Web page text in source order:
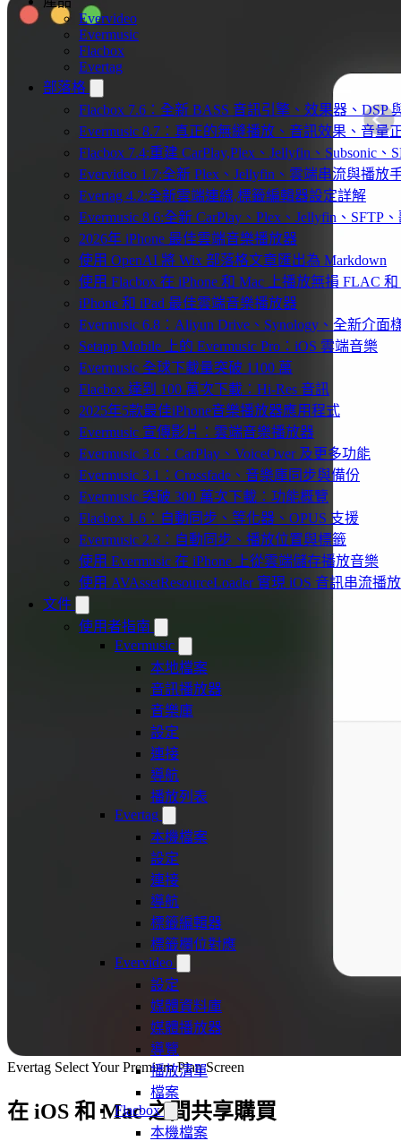
Evervideo
Evermusic
Flacbox
Evertag
部落格
Flacbox 7.6：全新 BASS 音訊引擎、效果器、DSP
Evermusic 8.7：真正的無縫播放、音訊效果、音量
Flacbox 7.4:重建 CarPlay,Plex、Jellyfin、Subsonic、
Evervideo 1.7:全新 Plex、Jellyfin、雲端串流與播放
Evertag 4.2:全新雲端連線,標籤編輯器設定詳解
Evermusic 8.6:全新 CarPlay、Plex、Jellyfin、SFTP
2026年 iPhone 最佳雲端音樂播放器
使用 OpenAI 將 Wix 部落格文章匯出為 Markdown
使用 Flacbox 在 iPhone 和 Mac 上播放無損 FLAC
iPhone 和 iPad 最佳雲端音樂播放器
Evermusic 6.8：Aliyun Drive、Synology、全新介面
Setapp Mobile 上的 Evermusic Pro：iOS 雲端音樂
Evermusic 全球下載量突破 1100 萬
Flacbox 達到 100 萬次下載：Hi-Res 音訊
2025年5款最佳iPhone音樂播放器應用程式
Evermusic 宣傳影片：雲端音樂播放器
Evermusic 3.6：CarPlay、VoiceOver 及更多功能
Evermusic 3.1：Crossfade、音樂庫同步與備份
Evermusic 突破 300 萬次下載：功能概覽
Flacbox 1.6：自動同步、等化器、OPUS 支援
Evermusic 2.3：自動同步、播放位置與標籤
使用 Evermusic 在 iPhone 上從雲端儲存播放音樂
使用 AVAssetResourceLoader 實現 iOS 音訊串流播放
文件
使用者指南
Evermusic
本地檔案
音訊播放器
音樂庫
設定
連接
導航
播放列表
Evertag
本機檔案
設定
連接
導航
標籤編輯器
標籤欄位對應
Evervideo
設定
媒體資料庫
媒體播放器
導覽
播放清單
檔案
Flacbox
本機檔案
Evertag Select Your Premium Plan Screen
在 iOS 和 Mac 之間共享購買